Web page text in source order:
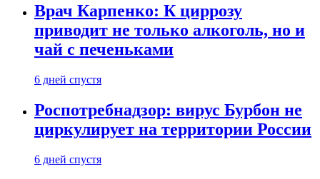
Врач Карпенко: К циррозу
приводит не только алкоголь, но и
чай с печеньками
6 дней спустя
Роспотребнадзор: вирус Бурбон не
циркулирует на территории России
6 дней спустя